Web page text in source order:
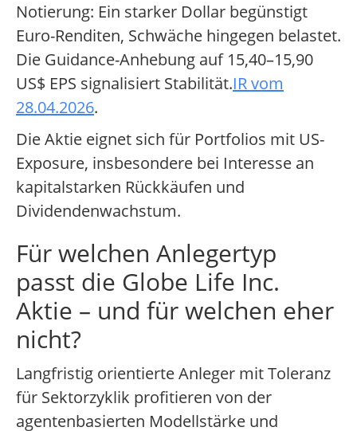
Notierung: Ein starker Dollar begünstigt
Euro-Renditen, Schwäche hingegen belastet.
Die Guidance-Anhebung auf 15,40–15,90
US$ EPS signalisiert Stabilität.IR vom
28.04.2026.
Die Aktie eignet sich für Portfolios mit US-
Exposure, insbesondere bei Interesse an
kapitalstarken Rückkäufen und
Dividendenwachstum.
Für welchen Anlegertyp
passt die Globe Life Inc.
Aktie – und für welchen eher
nicht?
Langfristig orientierte Anleger mit Toleranz
für Sektorzyklik profitieren von der
agentenbasierten Modellstärke und